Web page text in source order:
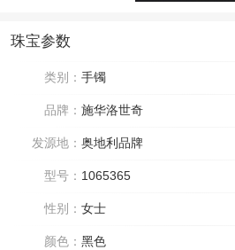
珠宝参数
类别： 手镯
品牌： 施华洛世奇
发源地： 奥地利品牌
型号： 1065365
性别： 女士
颜色： 黑色